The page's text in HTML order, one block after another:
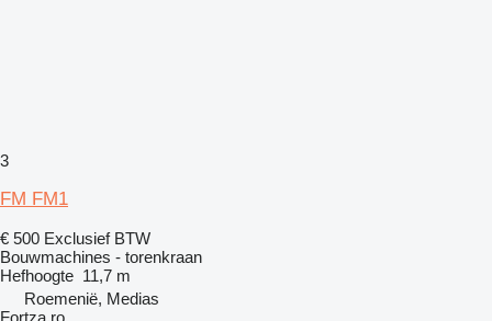
3
FM FM1
€ 500 Exclusief BTW
Bouwmachines - torenkraan
Hefhoogte 11,7 m
Roemenië, Medias
Fortza.ro